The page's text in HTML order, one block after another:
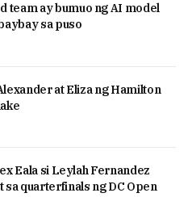
team ay bumuo ng AI model
sa puso
at Eliza ng Hamilton
Eala si Leylah Fernandez
sa quarterfinals ng DC Open